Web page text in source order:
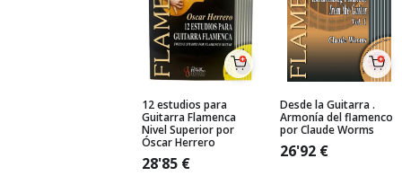
12 estudios para
Guitarra Flamenca
Nivel Superior por
Óscar Herrero
28'85 €
Desde la Guitarra .
Armonía del flamenco
por Claude Worms
26'92 €